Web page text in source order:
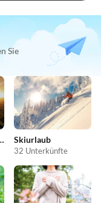
Sie
Skiurlaub
32 Unterkünfte